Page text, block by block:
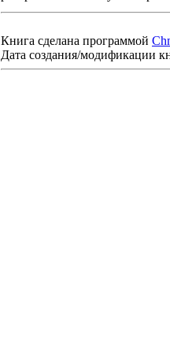
Книга сделана программой
Дата создания/модификации